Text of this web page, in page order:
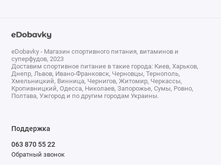
eDobavky - Магазин спортивного питания, витаминов и
суперфудов, 2023
Доставим спортивное питание в такие города: Киев, Харьков,
Днепр, Львов, Ивано-Франковск, Черновцы, Тернополь,
Хмельницкий, Винница, Чернигов, Житомир, Черкассы,
Кропивницкий, Одесса, Николаев, Запорожье, Сумы, Ровно,
Полтава, Ужгород и по другим городам Украины.
Поддержка
063 870 55 22
Обратный звонок